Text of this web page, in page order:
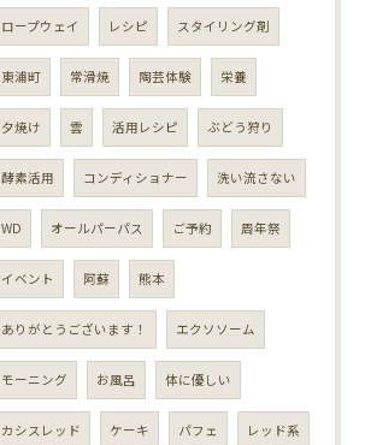
ロープウェイ レシピ スタイリング剤
東浦町 常滑焼 陶芸体験 栄養
夕焼け 雲 活用レシピ ぶどう狩り
酵素活用 コンディショナー 洗い流さない
WD オールパーパス ご予約 周年祭
イベント 阿蘇 熊本
ありがとうございます！ エクソソーム
モーニング お風呂 体に優しい
カシスレッド ケーキ パフェ レッド系